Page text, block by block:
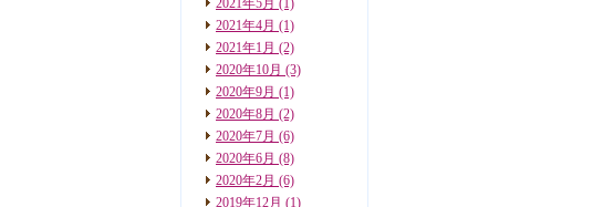
2021年5月 (1)
2021年4月 (1)
2021年1月 (2)
2020年10月 (3)
2020年9月 (1)
2020年8月 (2)
2020年7月 (6)
2020年6月 (8)
2020年2月 (6)
2019年12月 (1)